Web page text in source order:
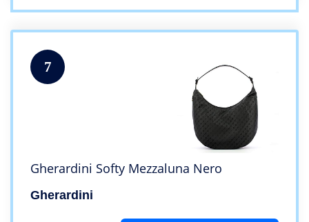
7
Gherardini Softy Mezzaluna Nero
Gherardini